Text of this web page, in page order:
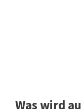
Was wird